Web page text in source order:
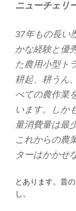
ニューチェリ
37年もの長い
かな経験と優
た農用小型ト
耕起、耕うん
べての農作業
います。しか
量消費量は最
これからの農
ターはかかせ
とあります。昔
し。